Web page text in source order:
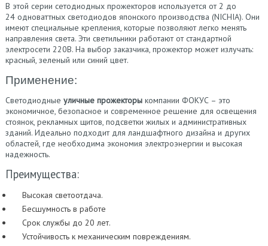
В этой серии сетодиодных прожекторов используется от 2 до
24 одноваттных светодиодов японского производства (NICHIA). Они
имеют специальные крепления, которые позволяют легко менять
направления света. Эти светильники работают от стандартной
электросети 220В. На выбор заказчика, прожектор может излучать:
красный, зеленый или синий цвет.
Применение:
Светодиодныеуличные прожекторы компании ФОКУС – это
экономичное, безопасное и современное решение для освещения
стоянок, рекламных щитов, подсветки жилых и административных
зданий. Идеально подходит для ландшафтного дизайна и других
областей, где необходима экономия электроэнергии и высокая
надежность.
Преимущества:
Высокая светоотдача.
Бесшумность в работе
Срок службы до 20 лет.
Устойчивость к механическим повреждениям.